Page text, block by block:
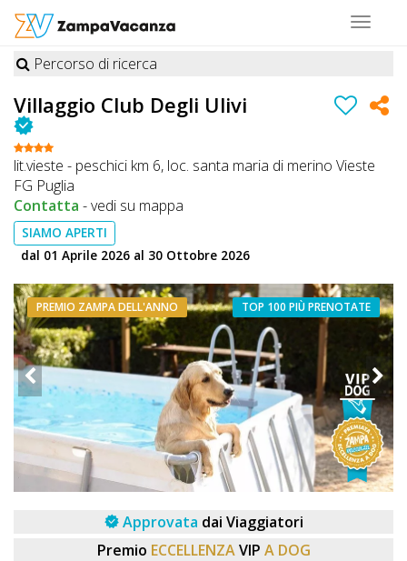
Toggle
STRUTTURE
DOG
LUOGHI
A
DOG
OFFERTE
A
DOG
INFO
Percorso di ricerca
Villaggio Club Degli Ulivi
lit.vieste - peschici km 6, loc. santa maria di merino Vieste
FG Puglia
Contatta -vedi su mappa
SIAMO APERTI
dal 01 Aprile 2026 al 30 Ottobre 2026
TOP 100 PIÙ PRENOTATE
PREMIO ZAMPA DELL'ANNO
Approvata dai Viaggiatori
Premio ECCELLENZA VIP A DOG